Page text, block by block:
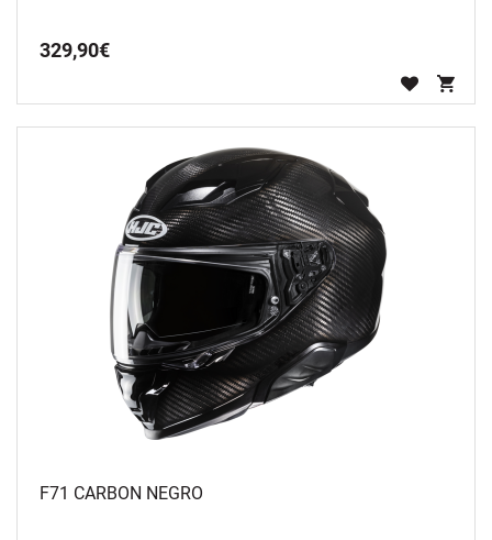
329,90€
F71 CARBON NEGRO